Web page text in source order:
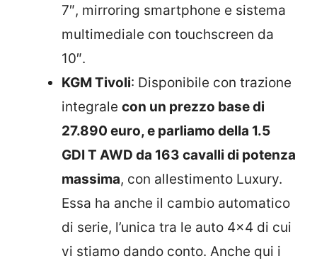
7″, mirroring smartphone e sistema
multimediale con touchscreen da
10″.
KGM Tivoli: Disponibile con trazione
integrale con un prezzo base di
27.890 euro, e parliamo della 1.5
GDI T AWD da 163 cavalli di potenza
massima, con allestimento Luxury.
Essa ha anche il cambio automatico
di serie, l’unica tra le auto 4×4 di cui
vi stiamo dando conto. Anche qui i